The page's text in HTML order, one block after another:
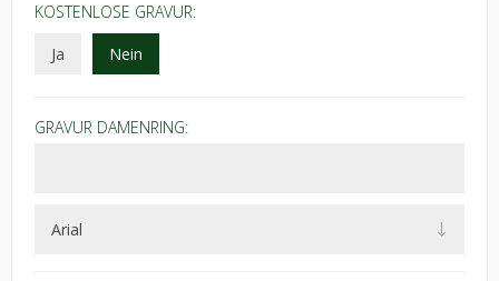
KOSTENLOSE GRAVUR:
Ja
Nein
GRAVUR DAMENRING: